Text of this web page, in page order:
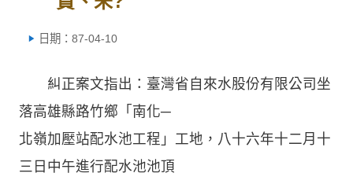
日期：87-04-10
糾正案文指出：臺灣省自來水股份有限公司坐
落高雄縣路竹鄉「南化─
北嶺加壓站配水池工程」工地，八十六年十二月十
三日中午進行配水池池頂